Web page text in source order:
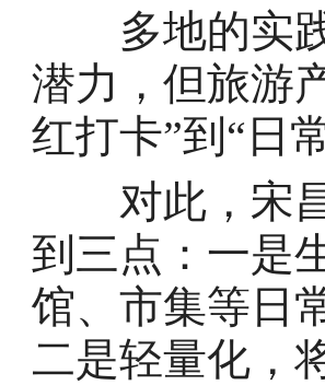
多地的实践
潜力，但旅游
红打卡”到“日
对此，宋昌
到三点：一是
馆、市集等日
二是轻量化，